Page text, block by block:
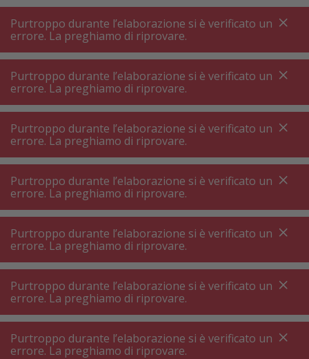
A +++
A+++
A +++
A+++
MyPost
MyPost
MENU RICERCA
Stoviglie ⋅ posate Borraccia ⋅ borraccia termica
Borraccia ⋅ borraccia termica
Filtri prodotto
75 P.
Ordinare per
Sage the Shake & Take Tazza
termica 350 ml nera
Purtroppo durante l’elaborazione si è verificato un
errore. La preghiamo di riprovare.
Purtroppo durante l’elaborazione si è verificato un
errore. La preghiamo di riprovare.
Purtroppo durante l’elaborazione si è verificato un
errore. La preghiamo di riprovare.
Purtroppo durante l’elaborazione si è verificato un
errore. La preghiamo di riprovare.
Purtroppo durante l’elaborazione si è verificato un
errore. La preghiamo di riprovare.
Purtroppo durante l’elaborazione si è verificato un
errore. La preghiamo di riprovare.
Purtroppo durante l’elaborazione si è verificato un
errore. La preghiamo di riprovare.